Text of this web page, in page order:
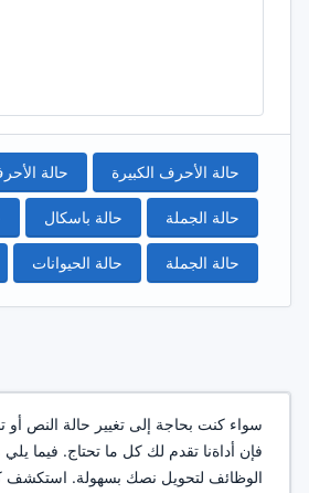
حالة الأحرف الكبيرة حالة
حالة الجملة حالة باسكال
حالة الجملة حالة الحيوانات
سواء كنت بحاجة إلى تغيير حالة النص أو
فإن أداةنا تقدم لك كل ما تحتاج. فيما
الوظائف لتحويل نصك بسهولة.